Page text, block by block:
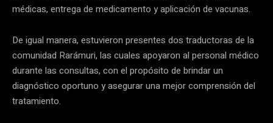
médicas, entrega de medicamento y aplicación de vacunas.
De igual manera, estuvieron presentes dos traductoras de la
comunidad Rarámuri, las cuales apoyaron al personal médico
durante las consultas, con el propósito de brindar un
diagnóstico oportuno y asegurar una mejor comprensión del
tratamiento.